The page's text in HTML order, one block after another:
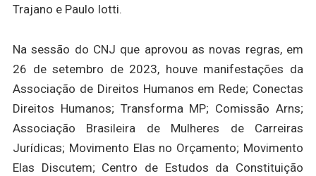
Trajano e Paulo Iotti.
Na sessão do CNJ que aprovou as novas regras, em
26 de setembro de 2023, houve manifestações da
Associação de Direitos Humanos em Rede; Conectas
Direitos Humanos; Transforma MP; Comissão Arns;
Associação Brasileira de Mulheres de Carreiras
Jurídicas; Movimento Elas no Orçamento; Movimento
Elas Discutem; Centro de Estudos da Constituição